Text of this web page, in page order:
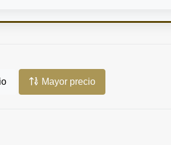
Mayor precio